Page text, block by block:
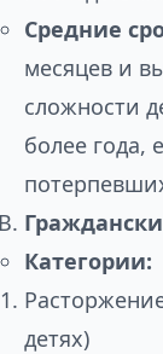
Средние
месяцев и
сложности
более года,
Категории:
детях)